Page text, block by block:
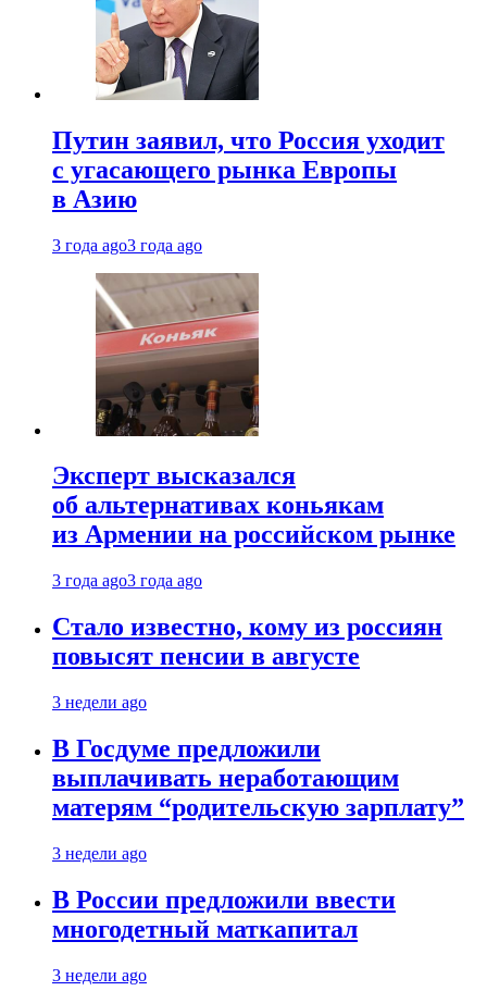
Путин заявил, что Россия уходит
с угасающего рынка Европы
в Азию
3 года ago3 года ago
Эксперт высказался
об альтернативах коньякам
из Армении на российском рынке
3 года ago3 года ago
Стало известно, кому из россиян
повысят пенсии в августе
3 недели ago
В Госдуме предложили
выплачивать неработающим
матерям “родительскую зарплату”
3 недели ago
В России предложили ввести
многодетный маткапитал
3 недели ago